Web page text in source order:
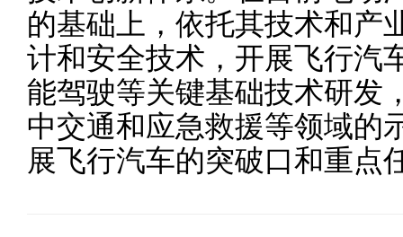
的基础上，依托其技术和产
计和安全技术，开展飞行汽
能驾驶等关键基础技术研发
中交通和应急救援等领域的
展飞行汽车的突破口和重点